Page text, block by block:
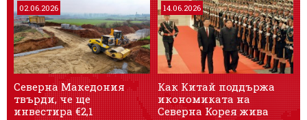
02.06.2026
Северна Македония
твърди, че ще
инвестира €2,1
14.06.2026
Как Китай поддържа
икономиката на
Северна Корея жива